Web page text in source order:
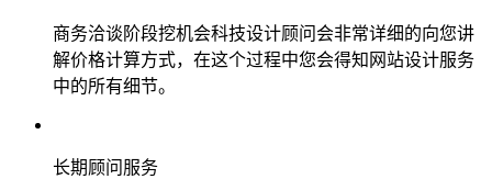
商务洽谈阶段挖机会科技设计顾问会非常详细的向您讲
解价格计算方式，在这个过程中您会得知网站设计服务
中的所有细节。
长期顾问服务